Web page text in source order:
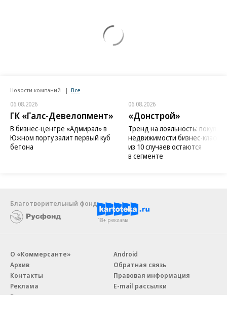
Новости компаний Все
06.08.2026
ГК «Галс-Девелопмент»
В бизнес-центре «Адмирал» в
Южном порту залит первый куб
бетона
06.08.2026
«Донстрой»
Тренд на лояльность:
недвижимости бизнес-класса
из 10 случаев остаются
в сегменте
Благотворительный фонд
18+ реклама
О «Коммерсанте»
Архив
Контакты
Реклама
Вакансии
Android
Обратная связь
Правовая информация
E-mail рассылки